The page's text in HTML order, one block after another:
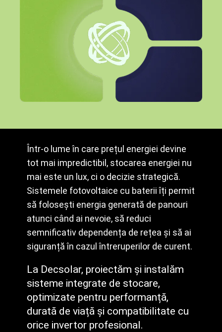
Într-o lume în care prețul energiei devine
tot mai impredictibil, stocarea energiei nu
mai este un lux, ci o decizie strategică.
Sistemele fotovoltaice cu baterii îți permit
să folosești energia generată de panouri
atunci când ai nevoie, să reduci
semnificativ dependența de rețea și să ai
siguranță în cazul întreruperilor de curent.
La Decsolar, proiectăm și instalăm
sisteme integrate de stocare,
optimizate pentru performanță,
durată de viață și compatibilitate cu
orice invertor profesional.